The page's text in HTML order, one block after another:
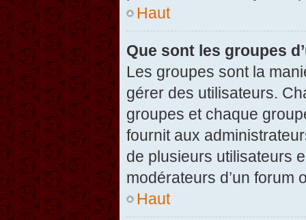
Haut
Que sont les groupes
Les groupes sont la
gérer des utilisateurs.
groupes et chaque
fournit aux
de plusieurs utilisateurs
modérateurs d’un forum
Haut